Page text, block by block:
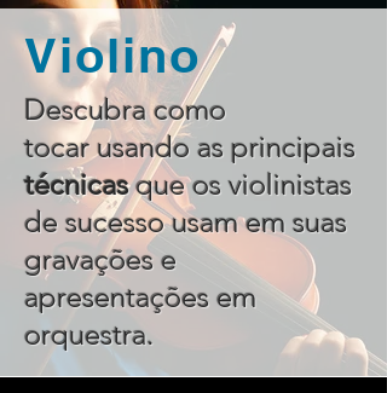
Violino
Descubra como
tocar usando as principais
técnicasque os violinistas
de sucesso usam em suas
gravações e
apresentações em
orquestra.